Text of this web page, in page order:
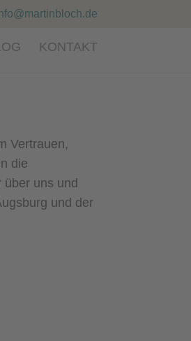
KONTAKT
Vertrauen,
die
über uns und
und der